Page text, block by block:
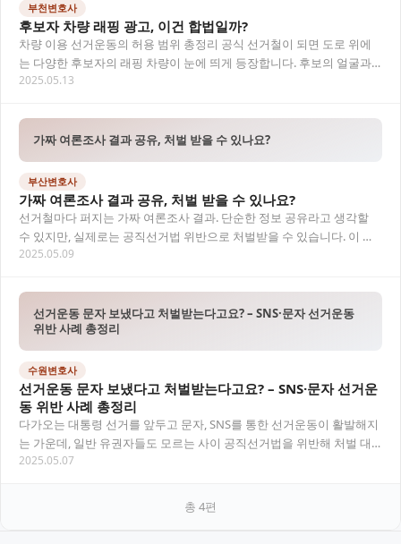
부천변호사
후보자 차량 래핑 광고, 이건 합법일까?
차량 이용 선거운동의 허용 범위 총정리 공식 선거철이 되면 도로 위에
는 다양한 후보자의 래핑 차량이 눈에 띄게 등장합니다. 후보의 얼굴과
이름, 정당명, 대표 공약이 대형 인쇄물로…
2025.05.13
가짜 여론조사 결과 공유, 처벌 받을 수 있나요?
부산변호사
가짜 여론조사 결과 공유, 처벌 받을 수 있나요?
선거철마다 퍼지는 가짜 여론조사 결과. 단순한 정보 공유라고 생각할
수 있지만, 실제로는 공직선거법 위반으로 처벌받을 수 있습니다. 이 글
에서는 관련 처벌 규정과 실제 사례를 통해…
2025.05.09
선거운동 문자 보냈다고 처벌받는다고요? – SNS·문자 선거운동
위반 사례 총정리
수원변호사
선거운동 문자 보냈다고 처벌받는다고요? – SNS·문자 선거운
동 위반 사례 총정리
다가오는 대통령 선거를 앞두고 문자, SNS를 통한 선거운동이 활발해지
는 가운데, 일반 유권자들도 모르는 사이 공직선거법을 위반해 처벌 대
상이 될 수 있습니다. 이 글에서는 실제…
2025.05.07
총 4편